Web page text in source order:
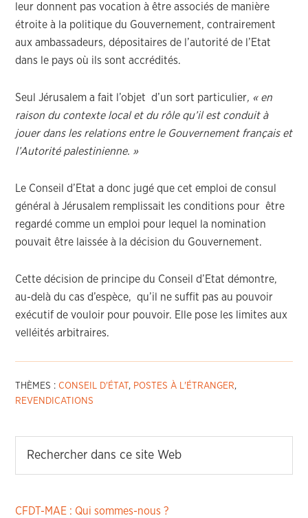
leur donnent pas vocation à être associés de manière
étroite à la politique du Gouvernement, contrairement
aux ambassadeurs, dépositaires de l’autorité de l’Etat
dans le pays où ils sont accrédités.
Seul Jérusalem a fait l’objet d’un sort particulier, « en
raison du contexte local et du rôle qu’il est conduit à
jouer dans les relations entre le Gouvernement français et
l’Autorité palestinienne. »
Le Conseil d’Etat a donc jugé que cet emploi de consul
général à Jérusalem remplissait les conditions pour être
regardé comme un emploi pour lequel la nomination
pouvait être laissée à la décision du Gouvernement.
Cette décision de principe du Conseil d’Etat démontre,
au-delà du cas d’espèce, qu’il ne suffit pas au pouvoir
exécutif de vouloir pour pouvoir. Elle pose les limites aux
velléités arbitraires.
THÈMES :CONSEIL D'ÉTAT , POSTES À L'ÉTRANGER,
REVENDICATIONS
CFDT-MAE : Qui sommes-nous ?